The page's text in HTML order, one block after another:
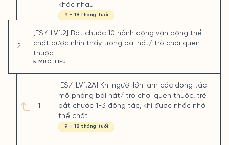
khác nhau
9 - 18 tháng tuổi
2
[ES.4.LV1.2] Bắt chước 10 hành động vận động thể
chất được nhìn thấy trong bài hát/ trò chơi quen
thuộc
5 MỤC TIÊU
1
[ES.4.LV1.2A] Khi người lớn làm các động tác
mô phỏng bài hát/ trò chơi quen thuộc, trẻ
bắt chước 1-3 động tác, khi được nhắc nhở
thể chất
9 - 18 tháng tuổi